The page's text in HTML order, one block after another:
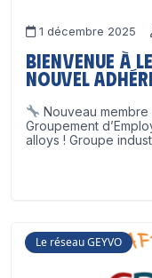
1 décembre 2025
Bienvenue à
nouvel
Nouveau membre
Groupement
alloys ! Groupe
Le réseau GEYVO